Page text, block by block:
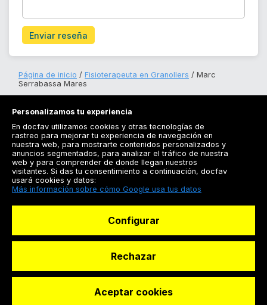
Enviar reseña
Página de inicio Fisioterapeuta en Granollers
Marc
Serrabassa Mares
Registrarse
Docfav
© Dashboard Technologies S.L
Personalizamos tu experiencia
En docfav utilizamos cookies y otras tecnologías de
rastreo para mejorar tu experiencia de navegación en
nuestra web, para mostrarte contenidos personalizados y
anuncios segmentados, para analizar el tráfico de nuestra
web y para comprender de donde llegan nuestros
visitantes. Si das tu consentimiento a continuación, docfav
usará cookies y datos:
Más información sobre cómo Google usa tus datos
Configurar
Rechazar
Aceptar cookies